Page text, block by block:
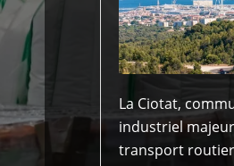
La Ciotat,
industriel
transport routier